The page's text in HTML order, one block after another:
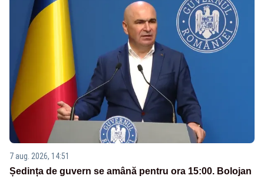
7 aug. 2026, 14:51
Ședința de guvern se amână pentru ora 15:00. Bolojan